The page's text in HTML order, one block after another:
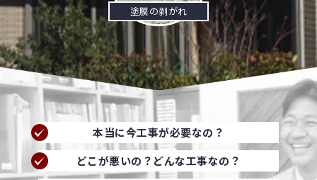
塗膜の剥がれ
本当に今工事が必要なの？
どこが悪いの？どんな工事なの？